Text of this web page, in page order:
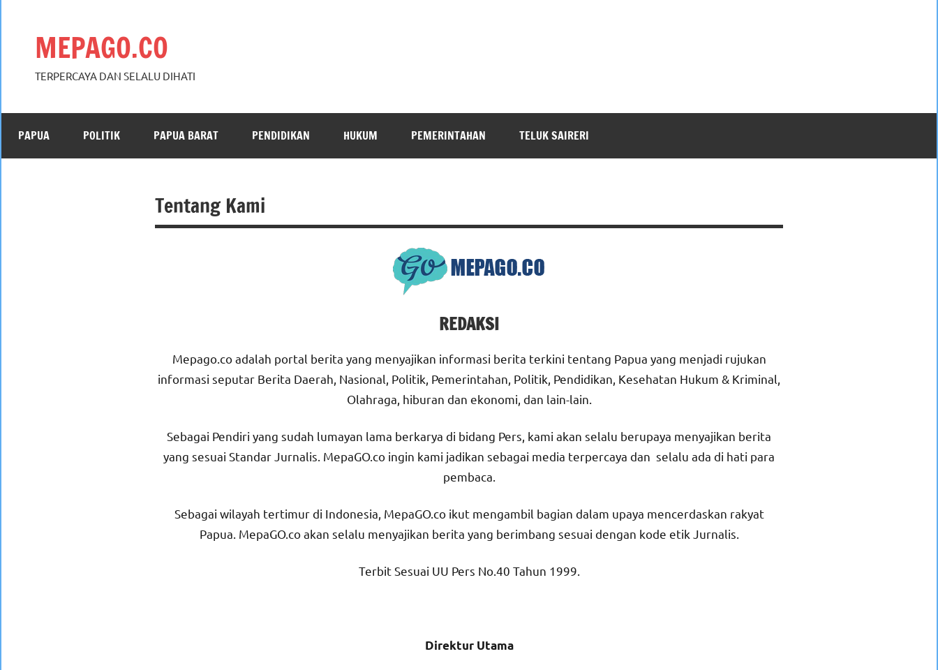
MEPAGO.CO
TERPERCAYA DAN SELALU DIHATI
PAPUA POLITIK PAPUA BARAT PENDIDIKAN HUKUM PEMERINTAHAN TELUK SAIRERI
Tentang Kami
REDAKSI
Mepago.co adalah portal berita yang menyajikan informasi berita terkini tentang Papua yang menjadi rujukan
informasi seputar Berita Daerah, Nasional, Politik, Pemerintahan, Politik, Pendidikan, Kesehatan Hukum & Kriminal,
Olahraga, hiburan dan ekonomi, dan lain-lain.
Sebagai Pendiri yang sudah lumayan lama berkarya di bidang Pers, kami akan selalu berupaya menyajikan berita
yang sesuai Standar Jurnalis. MepaGO.co ingin kami jadikan sebagai media terpercaya dan selalu ada di hati para
pembaca.
Sebagai wilayah tertimur di Indonesia, MepaGO.co ikut mengambil bagian dalam upaya mencerdaskan rakyat
Papua. MepaGO.co akan selalu menyajikan berita yang berimbang sesuai dengan kode etik Jurnalis.
Terbit Sesuai UU Pers No.40 Tahun 1999.
Direktur Utama